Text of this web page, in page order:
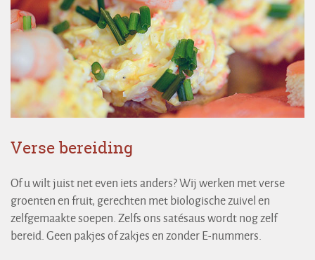
Verse bereiding
Of u wilt juist net even iets anders? Wij werken met verse
groenten en fruit, gerechten met biologische zuivel en
zelfgemaakte soepen. Zelfs ons satésaus wordt nog zelf
bereid. Geen pakjes of zakjes en zonder E-nummers.